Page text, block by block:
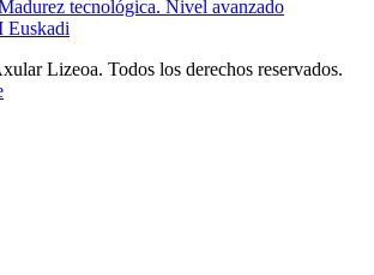
tecnológica. Nivel avanzado
Euskadi
Lizeoa. Todos los derechos reservados.